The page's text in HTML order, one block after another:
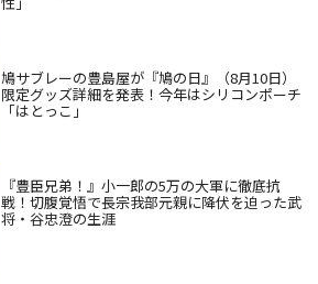
鳩サブレーの豊島屋が『鳩の日』（8月10日）
限定グッズ詳細を発表！今年はシリコンポーチ
「はとっこ」
『豊臣兄弟！』小一郎の5万の大軍に徹底抗
戦！切腹覚悟で長宗我部元親に降伏を迫った武
将・谷忠澄の生涯